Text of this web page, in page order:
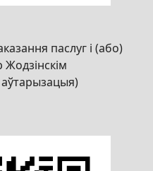
паслуг і (або)